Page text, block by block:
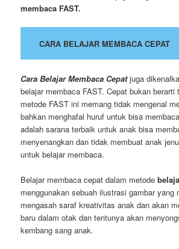
membaca FAST.
CARA BELAJAR MEMBACA CEPAT
Cara Belajar Membaca Cepatjuga
belajar membaca FAST. Cepat bukan berarti
metode FAST ini memang tidak mengenal
bahkan menghafal huruf untuk bisa
adalah sarana terbaik untuk anak bisa
menyenangkan dan tidak membuat anak
untuk belajar membaca.
Belajar membaca cepat dalam metode
menggunakan sebuah ilustrasi gambar yang
mengasah saraf kreativitas anak dan akan
baru dalam otak dan tentunya akan
kembang sang anak.